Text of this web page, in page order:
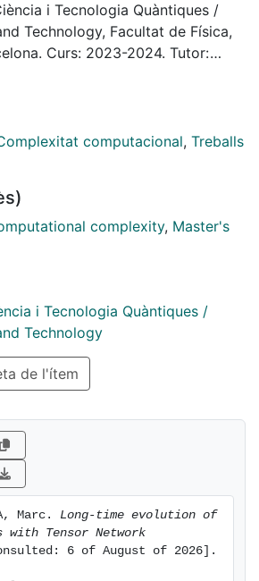
by mixture, i.e.
pure closed-system state.
the essential local
reducing the computational
we propose a method for
with the resulting mixed
also discuss potential avenues
to enhance the efficiency and
i Tecnologia Quàntiques /
Technology, Facultat de Física,
Curs: 2023-2024. Tutor:
computacional, Treballs
complexity, Master's
i Tecnologia Quàntiques /
Technology
de l'ítem
Marc. Long-time evolution of
with Tensor Network
6 of August of 2026].